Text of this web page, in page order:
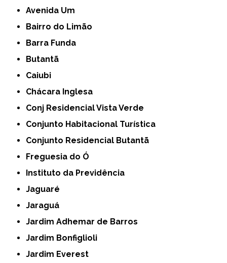
Avenida Um
Bairro do Limão
Barra Funda
Butantã
Caiubi
Chácara Inglesa
Conj Residencial Vista Verde
Conjunto Habitacional Turística
Conjunto Residencial Butantã
Freguesia do Ó
Instituto da Previdência
Jaguaré
Jaraguá
Jardim Adhemar de Barros
Jardim Bonfiglioli
Jardim Everest